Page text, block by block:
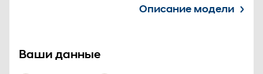
Описание модели
Ваши данные